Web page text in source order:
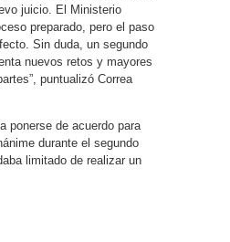
juicio. El Ministerio
preparado, pero el paso
Sin duda, un segundo
nuevos retos y mayores
puntualizó Correa
ponerse de acuerdo para
durante el segundo
limitado de realizar un